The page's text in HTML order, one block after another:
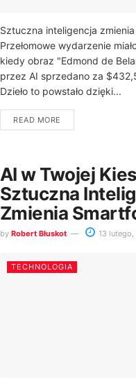
Sztuczna inteligencja
Przełomowe wydarzenie
kiedy obraz "Edmond de
przez AI sprzedano za
Dzieło to powstało dzięki...
READ MORE
AI w Twojej
Sztuczna
Zmienia
by Robert Błuskot 13
TECHNOLOGIA